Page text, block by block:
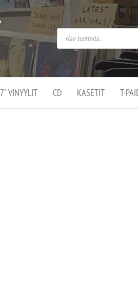
Stupido
Market –
verkossa
ja
kivijalassa
Stupido Market on
vaihtoehtomusaan
erikoistunut
verkko- sekä
kivijalkakauppa
Helsingissä
Kallion
7" VINYYLIT CD KASETIT T-